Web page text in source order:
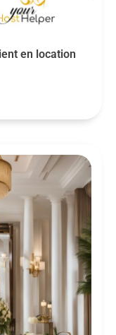
en location